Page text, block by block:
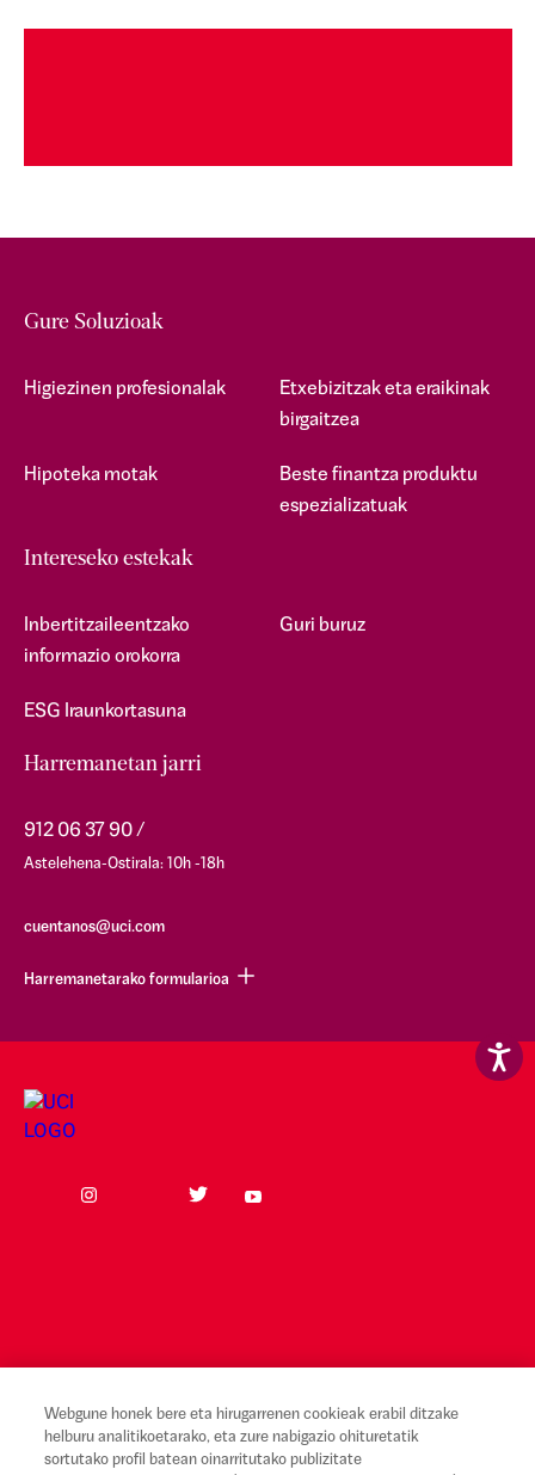
Gure Soluzioak
Higiezinen profesionalak
Etxebizitzak eta eraikinak
birgaitzea
Hipoteka motak
Beste finantza produktu
espezializatuak
Intereseko estekak
Inbertitzaileentzako
informazio orokorra
Guri buruz
ESG Iraunkortasuna
Harremanetan jarri
912 06 37 90
Astelehena-Ostirala: 10h -18h
cuentanos@uci.com
Harremanetarako formularioa
Lege-oharra eta erabilera-baldintzak
Webgune honek bere eta hirugarrenen cookieak erabil ditzake
helburu analitikoetarako, eta zure nabigazio ohituretatik
sortutako profil batean oinarritutako publizitate